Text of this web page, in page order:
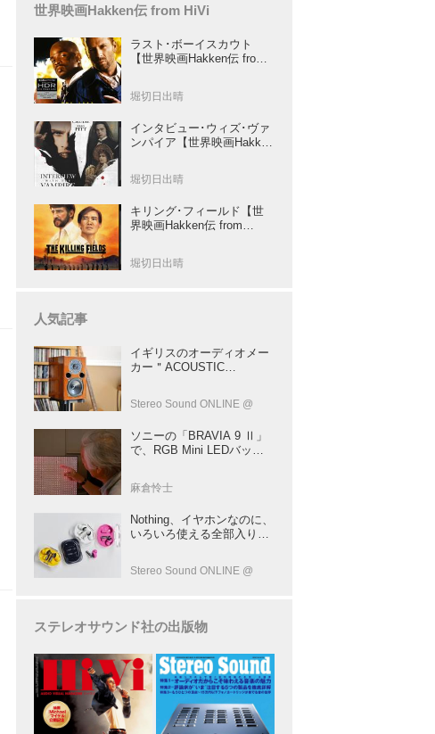
世界映画Hakken伝 from HiVi
ラスト･ボーイスカウト
【世界映画Hakken伝 from
が放つ負け犬アクションの
堀切日出晴
インタビュー･ウィズ･ヴァ
ンパイア【世界映画Hakken
督吸血鬼ホラー
堀切日出晴
キリング･フィールド【世
界映画Hakken伝 from
さぶる傑作
堀切日出晴
人気記事
イギリスのオーディオメー
カー＂ACOUSTIC
「AE1」の40周年記念モデ
Stereo Sound ONLINE @
ソニーの「BRAVIA 9 Ⅱ」
で、RGB Mini LEDバック
リー” だ（後）：麻倉怜士
137
麻倉怜士
Nothing、イヤホンなのに、
いろいろ使える全部入りモ
や、会話も録音できる
Stereo Sound ONLINE @
ステレオサウンド社の出版物